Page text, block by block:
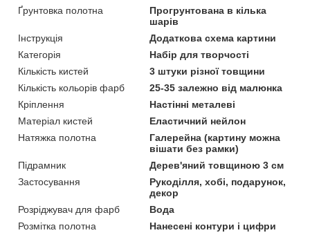
Ґрунтовка полотна
Прогрунтована в кілька
шарів
Інструкція
Додаткова схема картини
Категорія
Набір для творчості
Кількість кистей
3 штуки різної товщини
Кількість кольорів фарб
25-35 залежно від малюнка
Кріплення
Настінні металеві
Матеріал кистей
Еластичний нейлон
Натяжка полотна
Галерейна (картину можна
вішати без рамки)
Підрамник
Дерев'яний товщиною 3 см
Застосування
Рукоділля, хобі, подарунок,
декор
Розріджувач для фарб
Вода
Розмітка полотна
Нанесені контури і цифри